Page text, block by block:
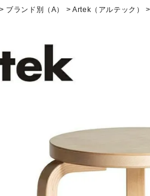
ブランド別（A） Artek（アルテック）